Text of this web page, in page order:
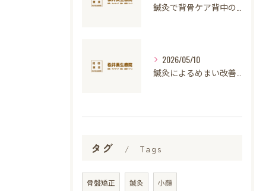
2026/05/10
タグ Tags
骨盤矯正 鍼灸 小顔